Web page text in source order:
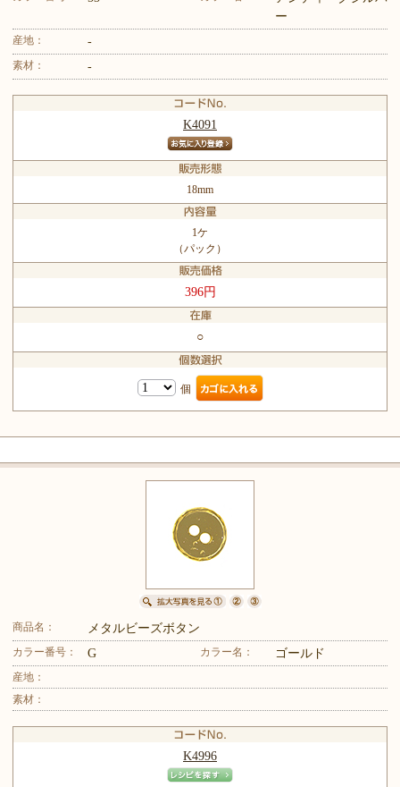
ー
産地： -
素材： -
K4091
18mm
1ケ
（パック）
396円
○
個
商品名： メタルビーズボタン
カラー番号： G カラー名： ゴールド
産地：
素材：
K4996